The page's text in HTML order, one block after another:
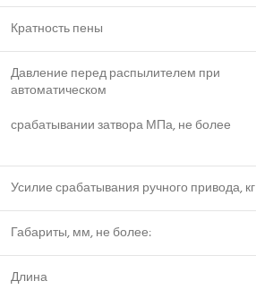
Кратность пены
Давление перед распылителем при
автоматическом
срабатывании затвора МПа, не более
Усилие срабатывания ручного привода, кг
Габариты, мм, не более:
Длина